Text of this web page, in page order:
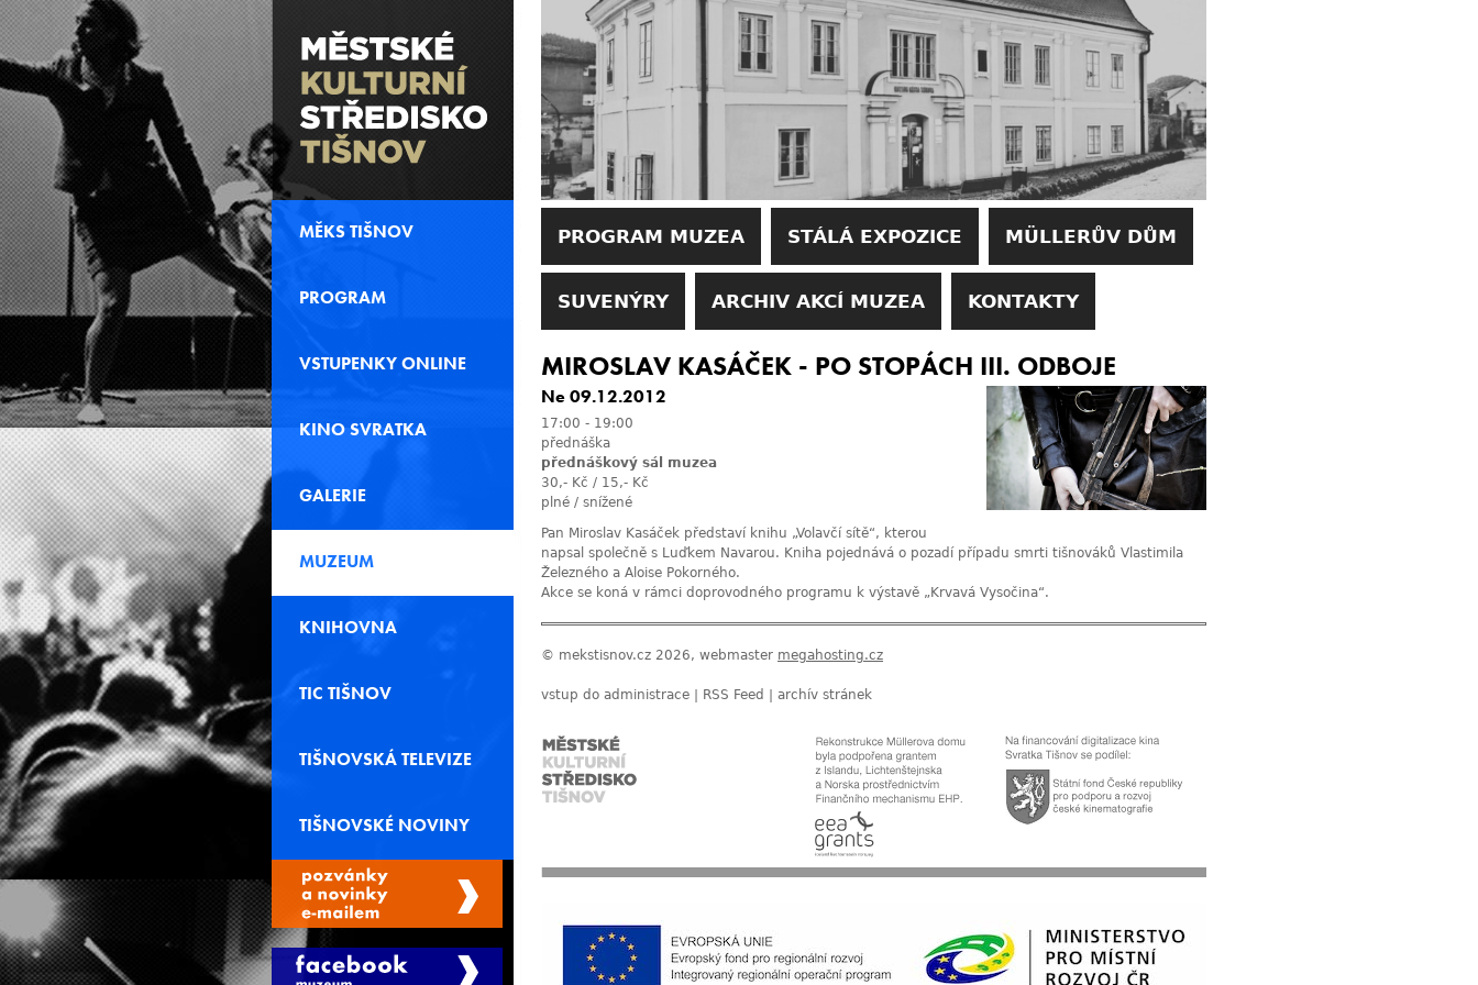
PROGRAM MUZEA STÁLÁ EXPOZICE MÜLLERŮV DŮM
SUVENÝRY ARCHIV AKCÍ MUZEA KONTAKTY
MIROSLAV KASÁČEK - PO STOPÁCH III. ODBOJE
Ne 09.12.2012
17:00 - 19:00
přednáška
přednáškový sál muzea
30,- Kč / 15,- Kč
plné / snížené
Pan Miroslav Kasáček představí knihu „Volavčí sítě“, kterou
napsal společně s Luďkem Navarou. Kniha pojednává o pozadí případu smrti tišnováků Vlastimila
Železného a Aloise Pokorného.
Akce se koná v rámci doprovodného programu k výstavě „Krvavá Vysočina“.
© mekstisnov.cz 2026, webmaster megahosting.cz
vstup do administrace RSS Feed archív stránek
MĚKS TIŠNOV
PROGRAM
VSTUPENKY ONLINE
KINO SVRATKA
GALERIE
MUZEUM
KNIHOVNA
TIC TIŠNOV
TIŠNOVSKÁ TELEVIZE
TIŠNOVSKÉ NOVINY